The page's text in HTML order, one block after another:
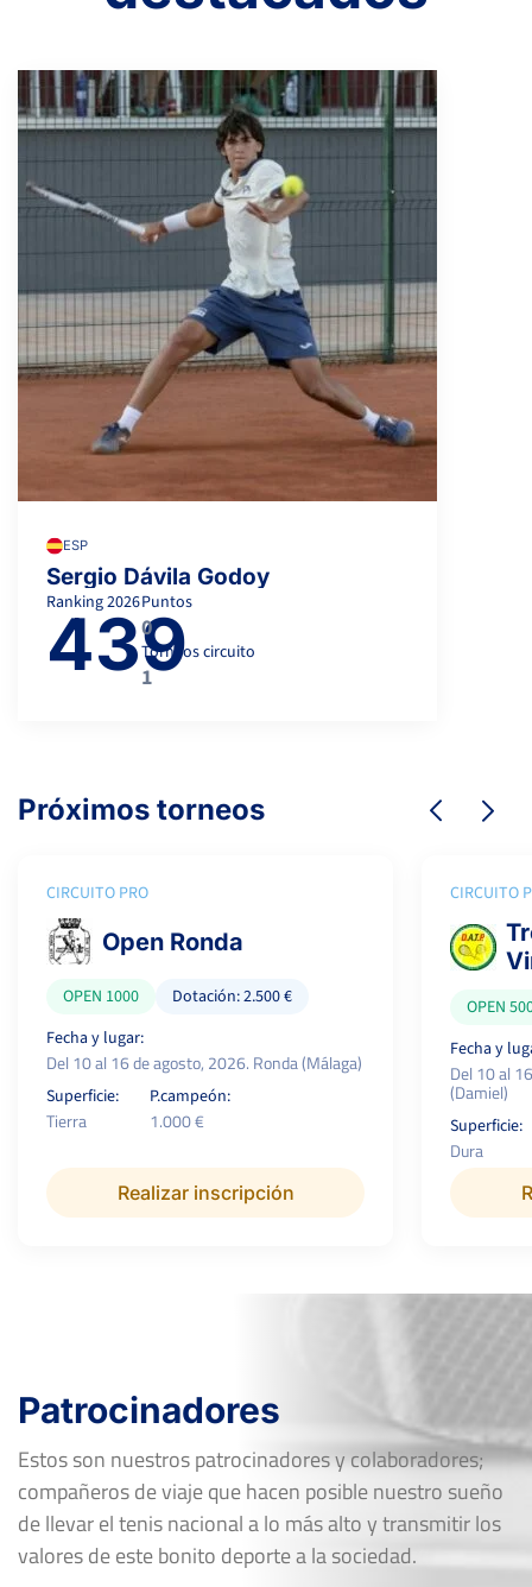
ESP
Sergio Dávila Godoy
Ranking2026
439
Puntos
0
Torneos circuito
1
Próximos torneos
CIRCUITO PRO
Open Ronda
OPEN 1000
Dotación: 2.500 €
Fecha y lugar:
Del 10 al 16 de agosto, 2026. Ronda (Málaga)
Superficie:
Tierra
P.campeón:
1.000 €
Realizar inscripción
CIRCUITO
OPEN
Fecha y
Del 10 al
(Damiel)
Superficie:
Dura
Patrocinadores
Estos son nuestros patrocinadores y colaboradores;
compañeros de viaje que hacen posible nuestro sueño
de llevar el tenis nacional a lo más alto y transmitir los
valores de este bonito deporte a la sociedad.